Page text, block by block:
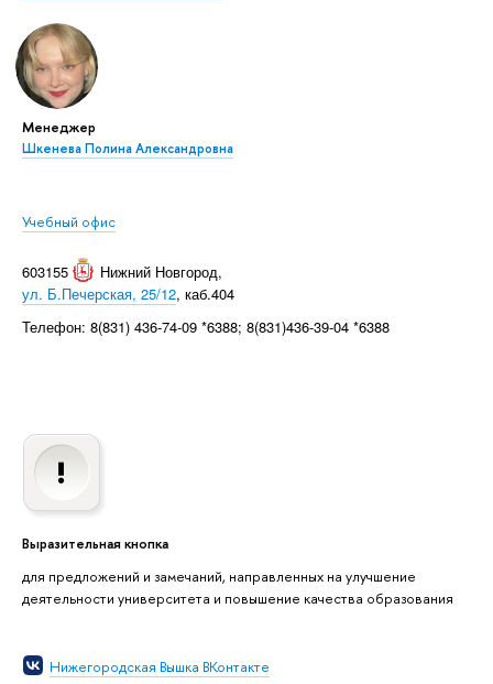
Менеджер
Шкенева Полина Александровна
Учебный офис
603155 Нижний Новгород,
ул. Б.Печерская, 25/12, каб.404
Телефон: 8(831) 436-74-09 *6388; 8(831)436-39-04 *6388
Выразительная кнопка
для предложений и замечаний, направленных на улучшение
деятельности университета и повышение качества образования
Нижегородская Вышка ВКонтакте